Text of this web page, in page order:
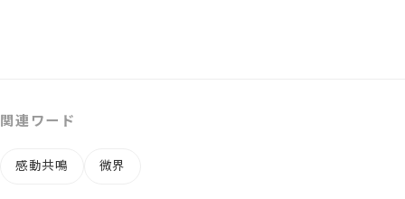
関連ワード
感動共鳴 微界